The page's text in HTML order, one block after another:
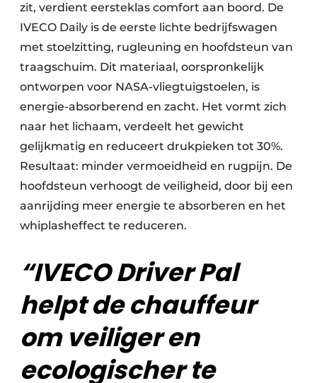
zit, verdient eersteklas comfort aan boord. De
IVECO Daily is de eerste lichte bedrijfswagen
met stoelzitting, rugleuning en hoofdsteun van
traagschuim. Dit materiaal, oorspronkelijk
ontworpen voor NASA-vliegtuigstoelen, is
energie-absorberend en zacht. Het vormt zich
naar het lichaam, verdeelt het gewicht
gelijkmatig en reduceert drukpieken tot 30%.
Resultaat: minder vermoeidheid en rugpijn. De
hoofdsteun verhoogt de veiligheid, door bij een
aanrijding meer energie te absorberen en het
whiplasheffect te reduceren.
“IVECO Driver Pal
helpt de chauffeur
om veiliger en
ecologischer te